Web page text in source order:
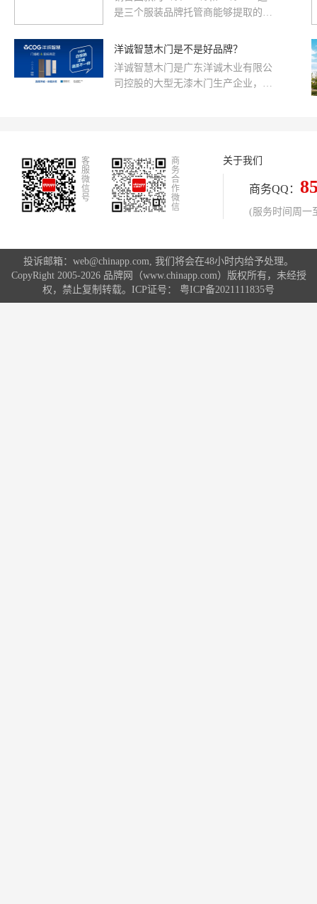
样的标准，
是三个服装品牌托管商能够提取的佣
北京地区代理，现在则专职托管某服
洋诚智慧木门是不是好品牌？
洋诚智慧木门是广东洋诚木业有限公
司控股的大型无漆木门生产企业，也
客
服
微
信
号
商
务
合
作
微
信
关于我们
商务QQ：
(服务时间周一
投诉邮箱：web@chinapp.com, 我们将会在48小时内给予处理。
CopyRight 2005-2026 品牌网（www.chinapp.com）版权所有，未经授
权，禁止复制转载。ICP证号： 粤ICP备2021111835号